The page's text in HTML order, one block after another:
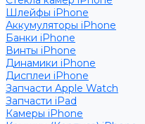
Шлейфы iPhone
Аккумуляторы iPhone
Банки iPhone
Винты iPhone
Динамики iPhone
Дисплеи iPhone
Запчасти Apple Watch
Запчасти iPad
Камеры iPhone